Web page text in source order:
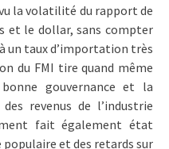
la volatilité du rapport de
et le dollar, sans compter
un taux d’importation très
du FMI tire quand même
gouvernance et la
revenus de l’industrie
fait également état
populaire et des retards sur